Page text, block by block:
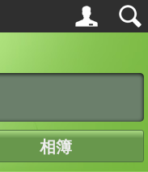
相簿